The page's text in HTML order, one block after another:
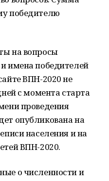
победителю
на вопросы
имена победителей
ВПН-2020 не
с момента старта
проведения
опубликована на
населения и на
ВПН-2020.
о численности и